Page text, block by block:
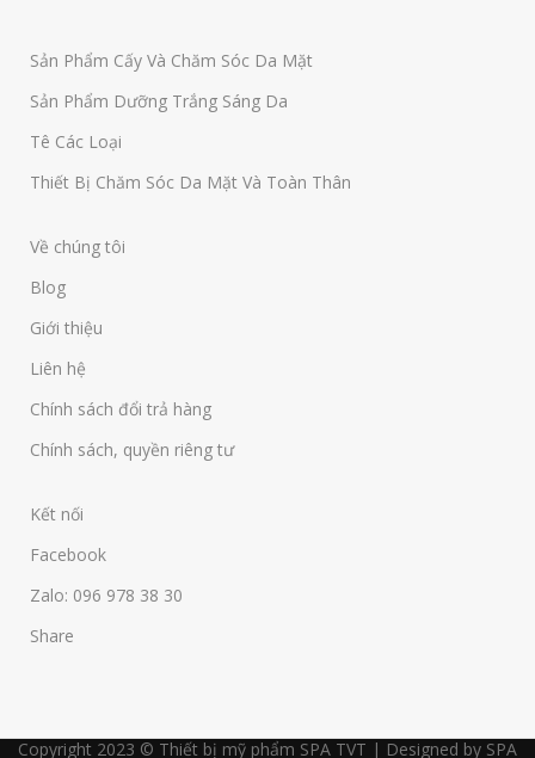
Sản Phẩm Cấy Và Chăm Sóc Da Mặt
Sản Phẩm Dưỡng Trắng Sáng Da
Tê Các Loại
Thiết Bị Chăm Sóc Da Mặt Và Toàn Thân
Về chúng tôi
Blog
Giới thiệu
Liên hệ
Chính sách đổi trả hàng
Chính sách, quyền riêng tư
Kết nối
Facebook
Zalo: 096 978 38 30
Share
Copyright 2023 © Thiết bị mỹ phẩm SPA TVT | Designed by SPA